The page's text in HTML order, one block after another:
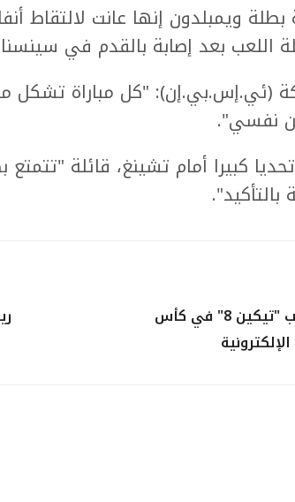
ويمبلدون إنها عانت لالتقاط
اللعب بعد إصابة بالقدم في
(ئي.إس.بي.إن): "كل مباراة تشكل
نفسي".
كبيرا أمام تشينغ، قائلة
م. زبير يتوج بلقب "تيكين 8" في كأس